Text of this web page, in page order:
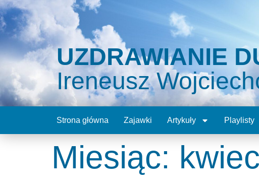
UZDRAWIANIE
Ireneusz
Strona główna Zajawki Artykuły Playlisty
Miesiąc: